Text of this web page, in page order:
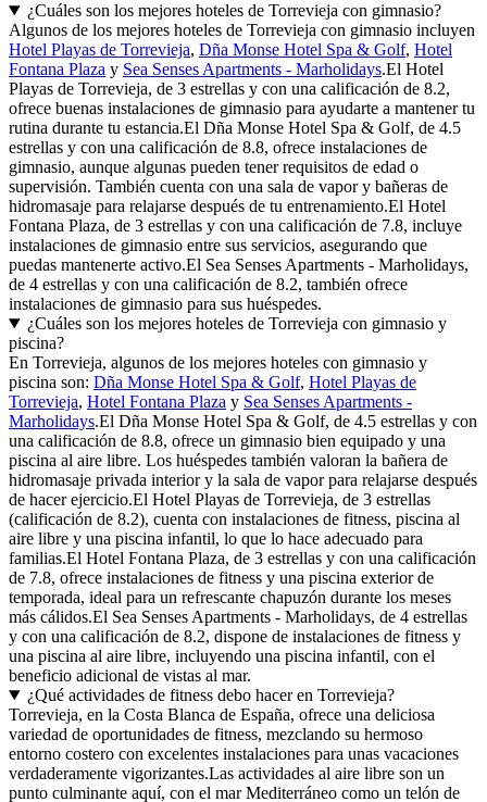
¿Cuáles son los mejores hoteles de Torrevieja con gimnasio?
Algunos de los mejores hoteles de Torrevieja con gimnasio incluyen
Hotel Playas de Torrevieja, Dña Monse Hotel Spa & Golf, Hotel
Fontana Plaza y Sea Senses Apartments - Marholidays.El Hotel
Playas de Torrevieja, de 3 estrellas y con una calificación de 8.2,
ofrece buenas instalaciones de gimnasio para ayudarte a mantener tu
rutina durante tu estancia.El Dña Monse Hotel Spa & Golf, de 4.5
estrellas y con una calificación de 8.8, ofrece instalaciones de
gimnasio, aunque algunas pueden tener requisitos de edad o
supervisión. También cuenta con una sala de vapor y bañeras de
hidromasaje para relajarse después de tu entrenamiento.El Hotel
Fontana Plaza, de 3 estrellas y con una calificación de 7.8, incluye
instalaciones de gimnasio entre sus servicios, asegurando que
puedas mantenerte activo.El Sea Senses Apartments - Marholidays,
de 4 estrellas y con una calificación de 8.2, también ofrece
instalaciones de gimnasio para sus huéspedes.
¿Cuáles son los mejores hoteles de Torrevieja con gimnasio y
piscina?
En Torrevieja, algunos de los mejores hoteles con gimnasio y
piscina son: Dña Monse Hotel Spa & Golf, Hotel Playas de
Torrevieja, Hotel Fontana Plaza y Sea Senses Apartments -
Marholidays.El Dña Monse Hotel Spa & Golf, de 4.5 estrellas y con
una calificación de 8.8, ofrece un gimnasio bien equipado y una
piscina al aire libre. Los huéspedes también valoran la bañera de
hidromasaje privada interior y la sala de vapor para relajarse después
de hacer ejercicio.El Hotel Playas de Torrevieja, de 3 estrellas
(calificación de 8.2), cuenta con instalaciones de fitness, piscina al
aire libre y una piscina infantil, lo que lo hace adecuado para
familias.El Hotel Fontana Plaza, de 3 estrellas y con una calificación
de 7.8, ofrece instalaciones de fitness y una piscina exterior de
temporada, ideal para un refrescante chapuzón durante los meses
más cálidos.El Sea Senses Apartments - Marholidays, de 4 estrellas
y con una calificación de 8.2, dispone de instalaciones de fitness y
una piscina al aire libre, incluyendo una piscina infantil, con el
beneficio adicional de vistas al mar.
¿Qué actividades de fitness debo hacer en Torrevieja?
Torrevieja, en la Costa Blanca de España, ofrece una deliciosa
variedad de oportunidades de fitness, mezclando su hermoso
entorno costero con excelentes instalaciones para unas vacaciones
verdaderamente vigorizantes.Las actividades al aire libre son un
punto culminante aquí, con el mar Mediterráneo como un telón de